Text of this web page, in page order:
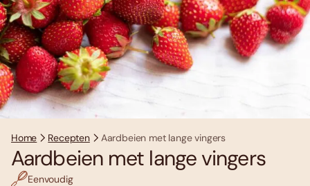
Home Recepten Aardbeien met lange vingers
Aardbeien met lange vingers
Eenvoudig